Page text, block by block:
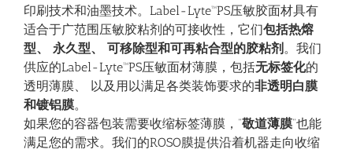
印刷技术和油墨技术。Label-Lyte™PS压敏胶面材具有
适合于广范围压敏胶粘剂的可接收性，它们包括热熔
型、 永久型、 可移除型和可再粘合型的胶粘剂 。我们
供应的Label-Lyte™PS压敏面材薄膜，包括无标签化的
透明薄膜、 以及用以满足各类装饰要求的非透明白膜
和镀铝膜。
如果您的容器包装需要收缩标签薄膜，“敬道薄膜”也能
满足您的需求。我们的ROSO膜提供沿着机器走向收缩